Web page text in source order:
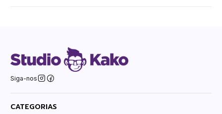
Siga-nos
CATEGORIAS